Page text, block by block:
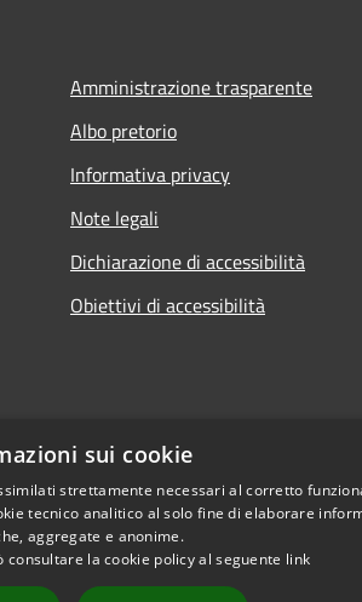
Amministrazione trasparente
Albo pretorio
Informativa privacy
Note legali
Dichiarazione di accessibilità
Obiettivi di accessibilità
sui cookie
strettamente necessari al corretto
tecnico analitico al solo fine di elaborare
aggregate e anonime.
consultare la cookie policy al seguente link